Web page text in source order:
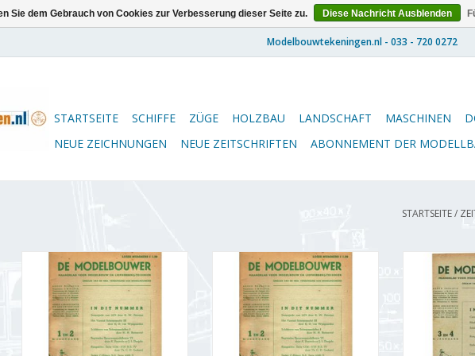
STARTSEITE SCHIFFE ZÜGE HOLZBAU LANDSCHAFT MASCHINEN
NEUE ZEICHNUNGEN
NEUE ZEITSCHRIFTEN ABONNEMENT DER
STARTSEITE/
De Modelbouwer 95.47.001
Jahrgang "De Modelbouwer"
Ausgabe : 47.001 (PDF)
ZUM WARENKORB HINZUFÜGEN
De Modelbouwer 95.47.002
Jahrgang "Der Modellbauer"
Ausgabe : 47.002 (PDF)
ZUM WARENKORB HINZUFÜGEN
De
Jahrgang
Ausgabe
ZUM
Sie dem Gebrauch von Cookies zur Verbesserung dieser Seite zu. Diese Nachricht Ausblenden